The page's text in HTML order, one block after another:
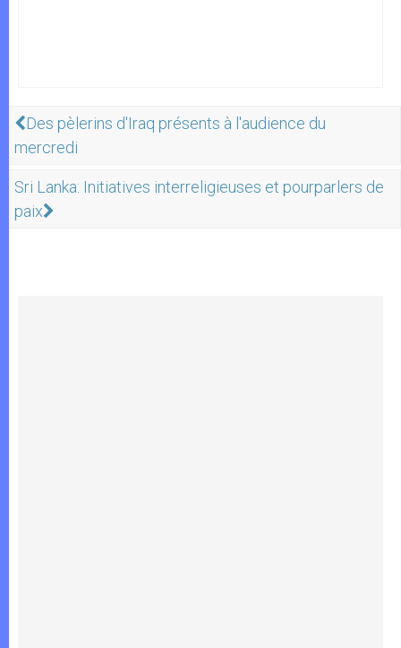
Des pèlerins d'Iraq présents à l'audience du
mercredi
Sri Lanka: Initiatives interreligieuses et pourparlers de
paix